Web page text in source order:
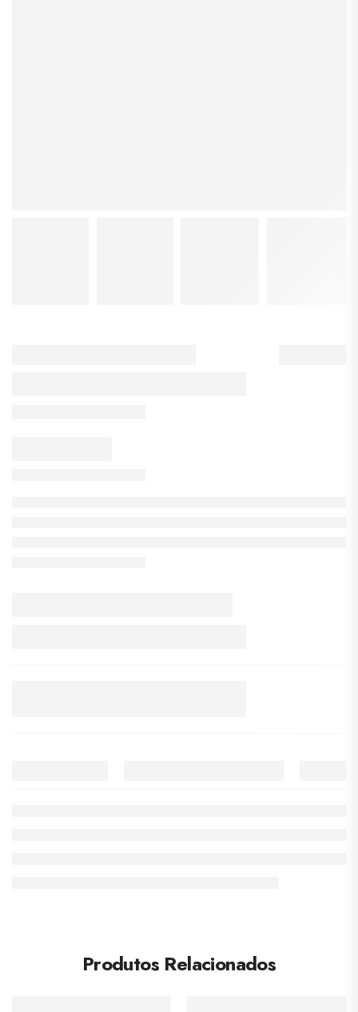
Produtos Relacionados